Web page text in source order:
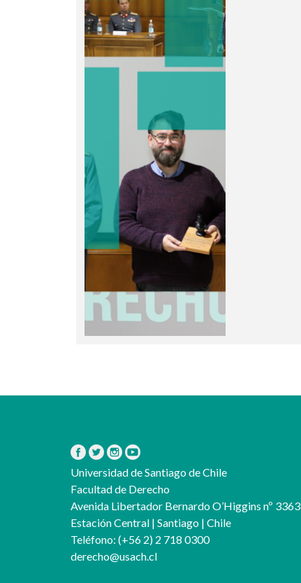
Universidad de Santiago de Chile
Facultad de Derecho
Avenida Libertador Bernardo O’Higgins nº 3363
Estación Central | Santiago | Chile
Teléfono: (+56 2) 2 718 0300
derecho@usach.cl